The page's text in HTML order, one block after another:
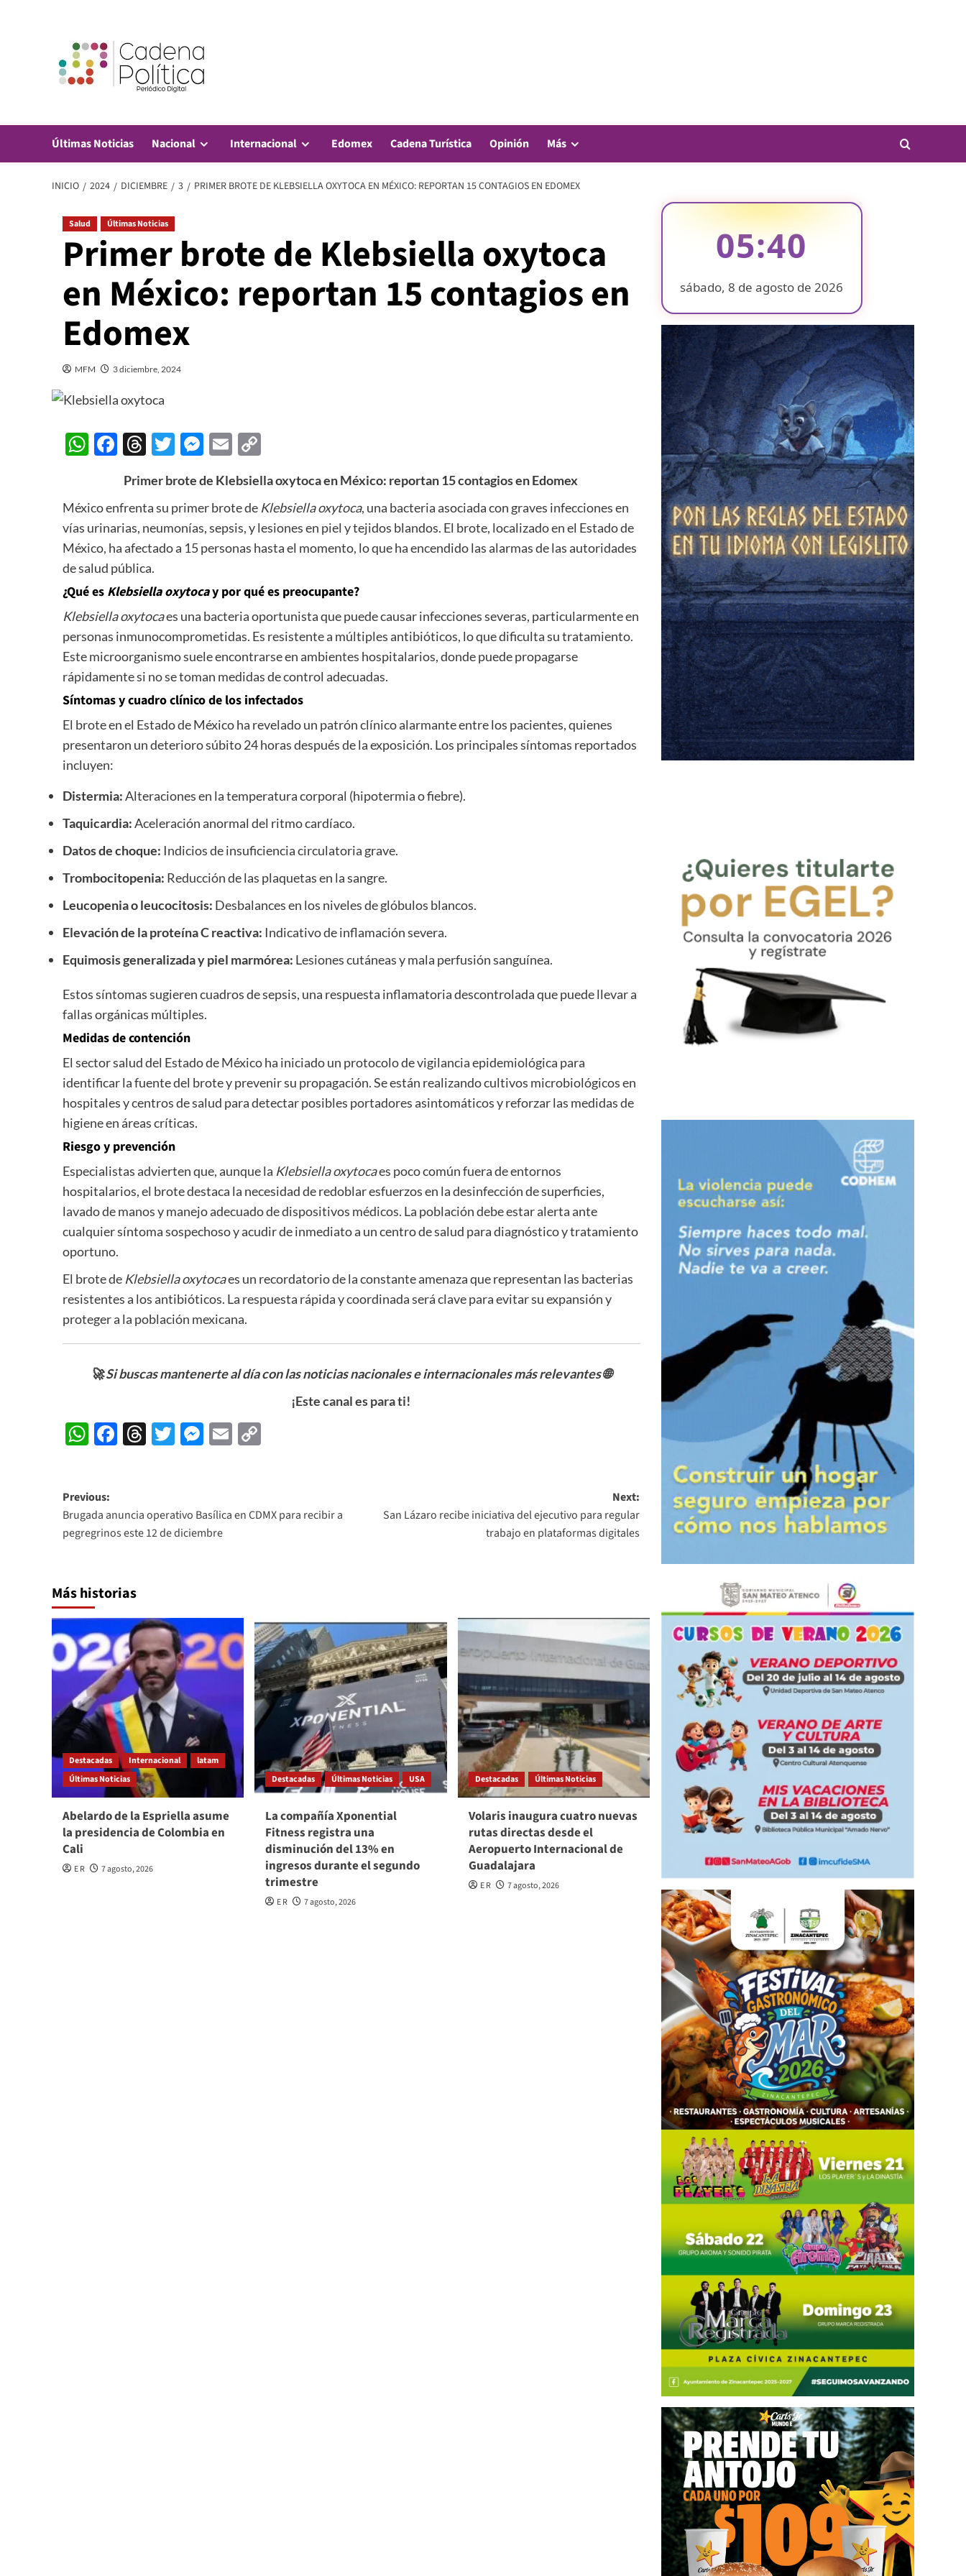
Últimas Noticias Nacional Internacional Edomex Cadena Turística Opinión Más
INICIO 2024 DICIEMBRE 3 PRIMER BROTE DE KLEBSIELLA OXYTOCA EN MÉXICO: REPORTAN 15 CONTAGIOS EN EDOMEX
Salud Últimas Noticias
Primer brote de Klebsiella oxytoca
en México: reportan 15 contagios en
Edomex
MFM 3 diciembre, 2024
WhatsApp
Facebook
Threads
Twitter
Messenger
Email
Primer brote de Klebsiella oxytoca en México: reportan 15 contagios en Edomex
México enfrenta su primer brote de Klebsiella oxytoca, una bacteria asociada con graves infecciones en
vías urinarias, neumonías, sepsis, y lesiones en piel y tejidos blandos. El brote, localizado en el Estado de
México, ha afectado a 15 personas hasta el momento, lo que ha encendido las alarmas de las autoridades
de salud pública.
¿Qué es Klebsiella oxytocay por qué es preocupante?
Klebsiella oxytocaes una bacteria oportunista que puede causar infecciones severas, particularmente en
personas inmunocomprometidas. Es resistente a múltiples antibióticos, lo que dificulta su tratamiento.
Este microorganismo suele encontrarse en ambientes hospitalarios, donde puede propagarse
rápidamente si no se toman medidas de control adecuadas.
Síntomas y cuadro clínico de los infectados
El brote en el Estado de México ha revelado un patrón clínico alarmante entre los pacientes, quienes
presentaron un deterioro súbito 24 horas después de la exposición. Los principales síntomas reportados
incluyen:
Distermia:Alteraciones en la temperatura corporal (hipotermia o fiebre).
Taquicardia:Aceleración anormal del ritmo cardíaco.
Datos de choque: Indicios de insuficiencia circulatoria grave.
Trombocitopenia: Reducción de las plaquetas en la sangre.
Leucopenia o leucocitosis: Desbalances en los niveles de glóbulos blancos.
Elevación de la proteína C reactiva: Indicativo de inflamación severa.
Equimosis generalizada y piel marmórea: Lesiones cutáneas y mala perfusión sanguínea.
Estos síntomas sugieren cuadros de sepsis, una respuesta inflamatoria descontrolada que puede llevar a
fallas orgánicas múltiples.
Medidas de contención
El sector salud del Estado de México ha iniciado un protocolo de vigilancia epidemiológica para
identificar la fuente del brote y prevenir su propagación. Se están realizando cultivos microbiológicos en
hospitales y centros de salud para detectar posibles portadores asintomáticos y reforzar las medidas de
higiene en áreas críticas.
Riesgo y prevención
Especialistas advierten que, aunque la Klebsiella oxytocaes poco común fuera de entornos
hospitalarios, el brote destaca la necesidad de redoblar esfuerzos en la desinfección de superficies,
lavado de manos y manejo adecuado de dispositivos médicos. La población debe estar alerta ante
cualquier síntoma sospechoso y acudir de inmediato a un centro de salud para diagnóstico y tratamiento
oportuno.
El brote de Klebsiella oxytocaes un recordatorio de la constante amenaza que representan las bacterias
resistentes a los antibióticos. La respuesta rápida y coordinada será clave para evitar su expansión y
proteger a la población mexicana.
🚀 Si buscas mantenerte al día con las noticias nacionales e internacionales más relevantes🌐
¡Este canal es para ti!
WhatsApp
Facebook
Threads
Twitter
Messenger
Email
Post
navigation
Previous:
Brugada anuncia operativo Basílica en CDMX para recibir a
pegregrinos este 12 de diciembre
Next:
San Lázaro recibe iniciativa del ejecutivo para regular
trabajo en plataformas digitales
Más historias
Destacadas Internacional
latam
Últimas Noticias
Abelardo de la Espriella asume
la presidencia de Colombia en
Cali
E R 7 agosto, 2026
Destacadas Últimas Noticias USA
La compañía Xponential
Fitness registra una
disminución del 13% en
ingresos durante el segundo
trimestre
E R 7 agosto, 2026
Destacadas Últimas Noticias
Volaris inaugura cuatro nuevas
rutas directas desde el
Aeropuerto Internacional de
Guadalajara
E R 7 agosto, 2026
05:40
sábado, 8 de agosto de 2026
❄
❄
❄
❄
❄
❄
❄